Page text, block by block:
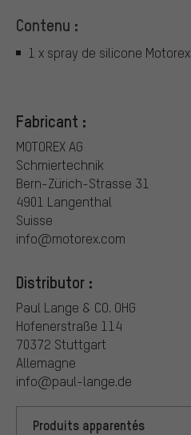
Contenu :
1 x spray de silicone Motorex
Fabricant :
MOTOREX AG
Schmiertechnik
Bern-Zürich-Strasse 31
4901 Langenthal
Suisse
info@motorex.com
Distributor :
Paul Lange & CO. OHG
Hofenerstraße 114
70372 Stuttgart
Allemagne
info@paul-lange.de
Produits apparentés